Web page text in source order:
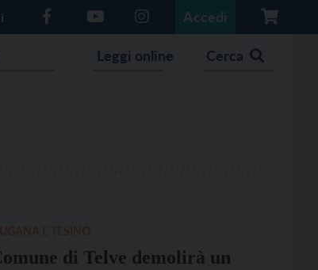
Accedi
Leggi online Cerca
di Telve demolirà un